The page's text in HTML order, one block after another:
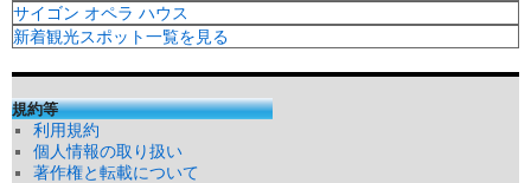
サイゴン オペラ ハウス
新着観光スポット一覧を見る
規約等
利用規約
個人情報の取り扱い
著作権と転載について